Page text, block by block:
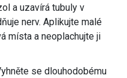
a uzavírá tubuly v
nerv. Aplikujte malé
místa a neoplachujte ji
se dlouhodobému